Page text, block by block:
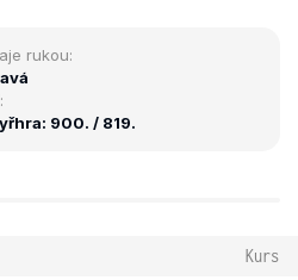
rukou:
900. / 819.
Kurs